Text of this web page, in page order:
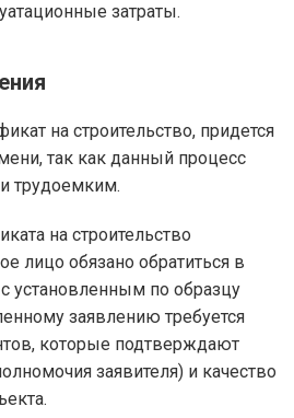
затраты.
на строительство, придется
так как данный процесс
трудоемким.
на строительство
лицо обязано обратиться в
установленным по образцу
заявлению требуется
которые подтверждают
заявителя) и качество